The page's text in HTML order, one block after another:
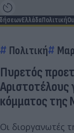
ΕλλάδαΠολιτική
Πολιτική
Πυρετός
Αριστοτέλους
κόμματος της
Οι διοργανωτές